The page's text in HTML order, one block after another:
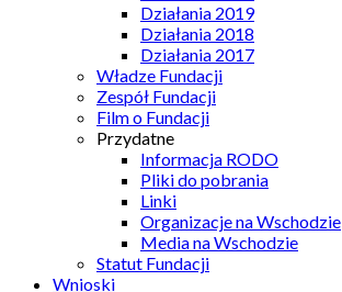
Działania 2019
Działania 2018
Działania 2017
Władze Fundacji
Zespół Fundacji
Film o Fundacji
Przydatne
Informacja RODO
Pliki do pobrania
Linki
Organizacje na Wschodzie
Media na Wschodzie
Statut Fundacji
Wnioski